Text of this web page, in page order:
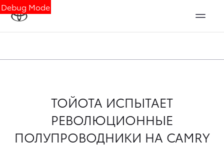
Debug Mode
ТОЙОТА ИСПЫТАЕТ
РЕВОЛЮЦИОННЫЕ
ПОЛУПРОВОДНИКИ НА CAMRY